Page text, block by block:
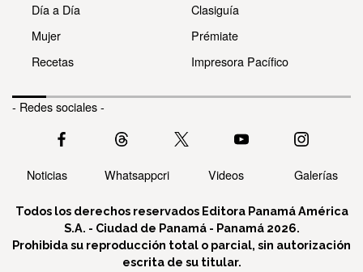
Día a Día
Mujer
Recetas
Clasiguía
Prémiate
Impresora Pacífico
- Redes sociales -
Noticias Whatsappcri Videos Galerías
Todos los derechos reservados Editora Panamá América
S.A. - Ciudad de Panamá - Panamá 2026.
Prohibida su reproducción total o parcial, sin autorización
escrita de su titular.